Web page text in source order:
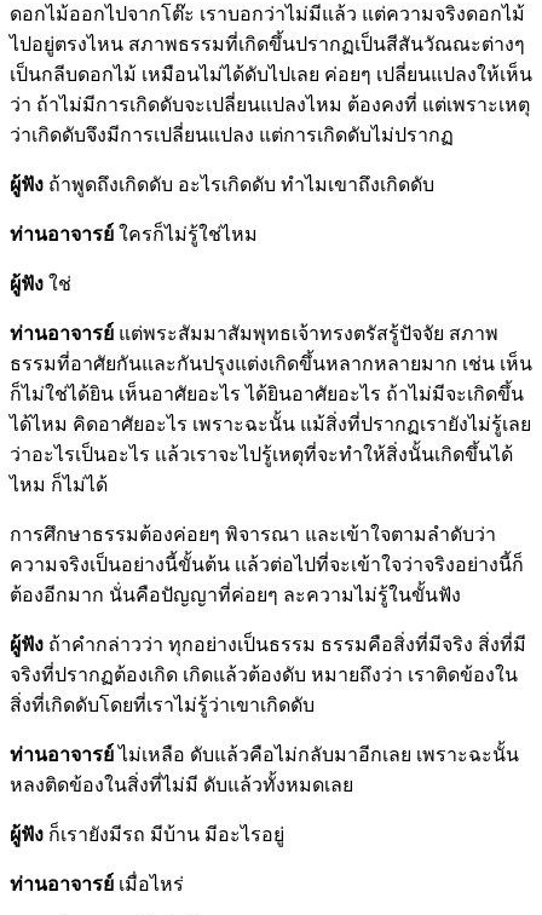
ดอกไม้ออกไปจากโต๊ะ เราบอกว่าไม่มีแล้ว แต่ความจริงดอกไม้
ไปอยู่ตรงไหน สภาพธรรมที่เกิดขึ้นปรากฏเป็นสีสันวัณณะต่างๆ
เป็นกลีบดอกไม้ เหมือนไม่ได้ดับไปเลย ค่อยๆ เปลี่ยนแปลงให้เห็น
ว่า ถ้าไม่มีการเกิดดับจะเปลี่ยนแปลงไหม ต้องคงที่ แต่เพราะเหตุ
ว่าเกิดดับจึงมีการเปลี่ยนแปลง แต่การเกิดดับไม่ปรากฏ
ผู้ฟัง ถ้าพูดถึงเกิดดับ อะไรเกิดดับ ทำไมเขาถึงเกิดดับ
ท่านอาจารย์ ใครก็ไม่รู้ใช่ไหม
ผู้ฟัง ใช่
ท่านอาจารย์ แต่พระสัมมาสัมพุทธเจ้าทรงตรัสรู้ปัจจัย สภาพ
ธรรมที่อาศัยกันและกันปรุงแต่งเกิดขึ้นหลากหลายมาก เช่น เห็น
ก็ไม่ใช่ได้ยิน เห็นอาศัยอะไร ได้ยินอาศัยอะไร ถ้าไม่มีจะเกิดขึ้น
ได้ไหม คิดอาศัยอะไร เพราะฉะนั้น แม้สิ่งที่ปรากฏเรายังไม่รู้เลย
ว่าอะไรเป็นอะไร เเล้วเราจะไปรู้เหตุที่จะทำให้สิ่งนั้นเกิดขึ้นได้
ไหม ก็ไม่ได้
การศึกษาธรรมต้องค่อยๆ พิจารณา และเข้าใจตามลำดับว่า
ความจริงเป็นอย่างนี้ขั้นต้น เเล้วต่อไปที่จะเข้าใจว่าจริงอย่างนี้ก็
ต้องอีกมาก นั่นคือปัญญาที่ค่อยๆ ละความไม่รู้ในขั้นฟัง
ผู้ฟัง ถ้าคำกล่าวว่า ทุกอย่างเป็นธรรม ธรรมคือสิ่งที่มีจริง สิ่งที่มี
จริงที่ปรากฏต้องเกิด เกิดแล้วต้องดับ หมายถึงว่า เราติดข้องใน
สิ่งที่เกิดดับโดยที่เราไม่รู้ว่าเขาเกิดดับ
ท่านอาจารย์ไม่เหลือ ดับแล้วคือไม่กลับมาอีกเลย เพราะฉะนั้น
หลงติดข้องในสิ่งที่ไม่มี ดับแล้วทั้งหมดเลย
ผู้ฟัง ก็เรายังมีรถ มีบ้าน มีอะไรอยู่
ท่านอาจารย์ เมื่อไหร่